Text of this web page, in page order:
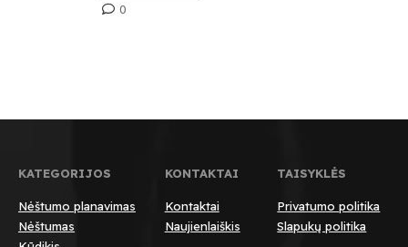
0
KATEGORIJOS
Nėštumo planavimas
Nėštumas
KONTAKTAI
Kontaktai
Naujienlaiškis
TAISYKLĖS
Privatumo politika
Slapukų politika